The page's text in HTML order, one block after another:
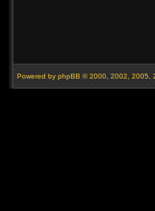
Powered by phpBB © 2000, 2002, 2005,